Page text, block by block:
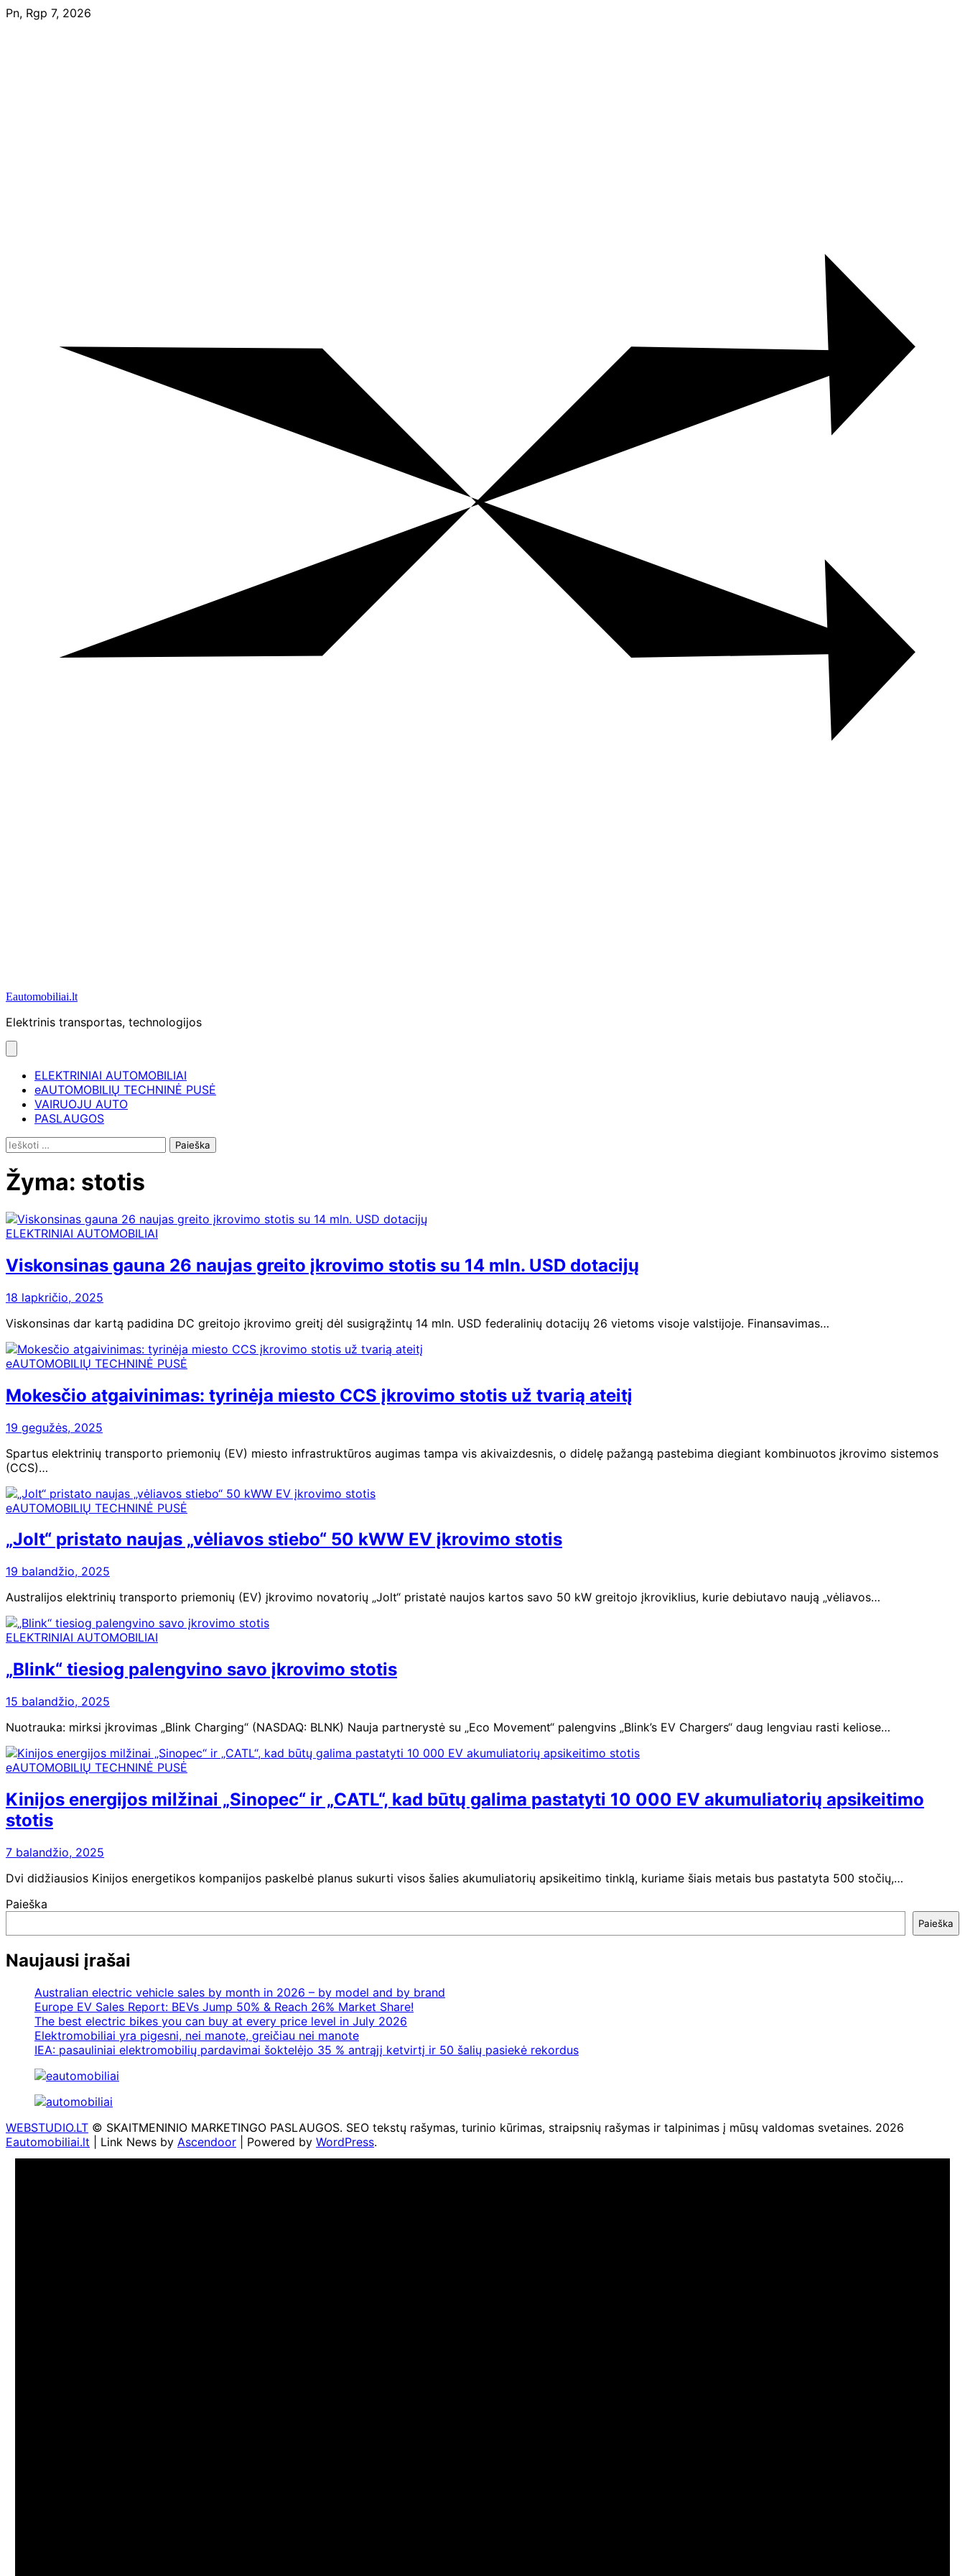
Skip
Pn, Rgp 7, 2026
Eautomobiliai.lt
Elektrinis transportas, technologijos
ELEKTRINIAI AUTOMOBILIAI
eAUTOMOBILIŲ TECHNINĖ PUSĖ
VAIRUOJU AUTO
PASLAUGOS
Ieškoti:
Žyma: stotis
ELEKTRINIAI AUTOMOBILIAI
Viskonsinas gauna 26 naujas greito įkrovimo stotis su 14 mln. USD dotacijų
18 lapkričio, 2025
Viskonsinas dar kartą padidina DC greitojo įkrovimo greitį dėl susigrąžintų 14 mln. USD federalinių dotacijų 26 vietoms visoje valstijoje. Finansavimas…
eAUTOMOBILIŲ TECHNINĖ PUSĖ
Mokesčio atgaivinimas: tyrinėja miesto CCS įkrovimo stotis už tvarią ateitį
19 gegužės, 2025
Spartus elektrinių transporto priemonių (EV) miesto infrastruktūros augimas tampa vis akivaizdesnis, o didelę pažangą pastebima diegiant kombinuotos įkrovimo sistemos
(CCS)…
eAUTOMOBILIŲ TECHNINĖ PUSĖ
„Jolt“ pristato naujas „vėliavos stiebo“ 50 kWW EV įkrovimo stotis
19 balandžio, 2025
Australijos elektrinių transporto priemonių (EV) įkrovimo novatorių „Jolt“ pristatė naujos kartos savo 50 kW greitojo įkroviklius, kurie debiutavo naują „vėliavos…
ELEKTRINIAI AUTOMOBILIAI
„Blink“ tiesiog palengvino savo įkrovimo stotis
15 balandžio, 2025
Nuotrauka: mirksi įkrovimas „Blink Charging“ (NASDAQ: BLNK) Nauja partnerystė su „Eco Movement“ palengvins „Blink’s EV Chargers“ daug lengviau rasti keliose…
eAUTOMOBILIŲ TECHNINĖ PUSĖ
Kinijos energijos milžinai „Sinopec“ ir „CATL“, kad būtų galima pastatyti 10 000 EV akumuliatorių apsikeitimo
stotis
7 balandžio, 2025
Dvi didžiausios Kinijos energetikos kompanijos paskelbė planus sukurti visos šalies akumuliatorių apsikeitimo tinklą, kuriame šiais metais bus pastatyta 500 stočių,…
Paieška
Paieška
Naujausi įrašai
Australian electric vehicle sales by month in 2026 – by model and by brand
Europe EV Sales Report: BEVs Jump 50% & Reach 26% Market Share!
The best electric bikes you can buy at every price level in July 2026
Elektromobiliai yra pigesni, nei manote, greičiau nei manote
IEA: pasauliniai elektromobilių pardavimai šoktelėjo 35 % antrąjį ketvirtį ir 50 šalių pasiekė rekordus
WEBSTUDIO.LT © SKAITMENINIO MARKETINGO PASLAUGOS. SEO tekstų rašymas, turinio kūrimas, straipsnių rašymas ir talpinimas į mūsų valdomas svetaines. 2026
Eautomobiliai.lt | Link News by Ascendoor | Powered by WordPress.